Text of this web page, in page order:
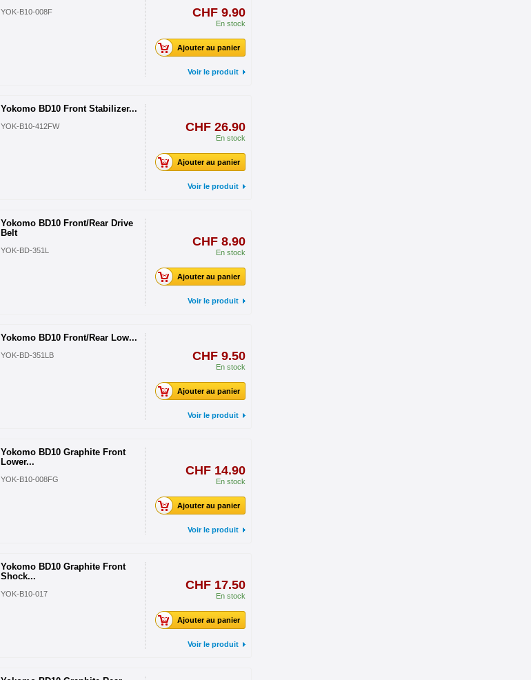
YOK-B10-008F CHF 9.90
En stock
Ajouter au panier
Voir le produit
Yokomo BD10 Front Stabilizer...
YOK-B10-412FW CHF 26.90
En stock
Ajouter au panier
Voir le produit
Yokomo BD10 Front/Rear Drive
Belt
YOK-BD-351L
CHF 8.90
En stock
Ajouter au panier
Voir le produit
Yokomo BD10 Front/Rear Low...
YOK-BD-351LB CHF 9.50
En stock
Ajouter au panier
Voir le produit
Yokomo BD10 Graphite Front
Lower...
YOK-B10-008FG
CHF 14.90
En stock
Ajouter au panier
Voir le produit
Yokomo BD10 Graphite Front
Shock...
YOK-B10-017
CHF 17.50
En stock
Ajouter au panier
Voir le produit